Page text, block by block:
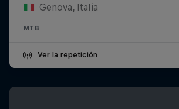
Genova, Italia
MTB
Ver la repetición